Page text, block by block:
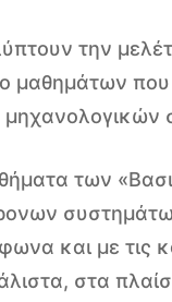
την
που
μηχανολογικών
των
και με τις
στα